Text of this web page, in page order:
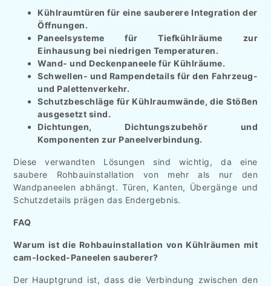
Kühlraumtüren für eine sauberere Integration der
Öffnungen.
Paneelsysteme für Tiefkühlräume zur
Einhausung bei niedrigen Temperaturen.
Wand- und Deckenpaneele für Kühlräume.
Schwellen- und Rampendetails für den Fahrzeug-
und Palettenverkehr.
Schutzbeschläge für Kühlraumwände, die Stößen
ausgesetzt sind.
Dichtungen, Dichtungszubehör und
Komponenten zur Paneelverbindung.
Diese verwandten Lösungen sind wichtig, da eine
saubere Rohbauinstallation von mehr als nur den
Wandpaneelen abhängt. Türen, Kanten, Übergänge und
Schutzdetails prägen das Endergebnis.
FAQ
Warum ist die Rohbauinstallation von Kühlräumen mit
cam-locked-Paneelen sauberer?
Der Hauptgrund ist, dass die Verbindung zwischen den